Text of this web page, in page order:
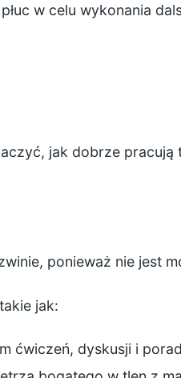
w celu wykonania
jak dobrze pracują
ponieważ nie jest
jak:
ćwiczeń, dyskusji i